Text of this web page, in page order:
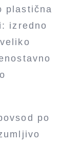
plastična
izredno
po